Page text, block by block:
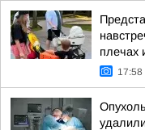
плечах
17:58